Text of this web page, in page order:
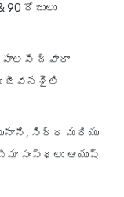
రోజులు
పాలసీ ద్వారా
జీవనశైలి
సిద్ధ మరియు
ఆయుష్